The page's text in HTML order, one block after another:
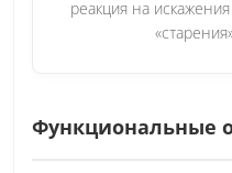
реакция на
Функциональные